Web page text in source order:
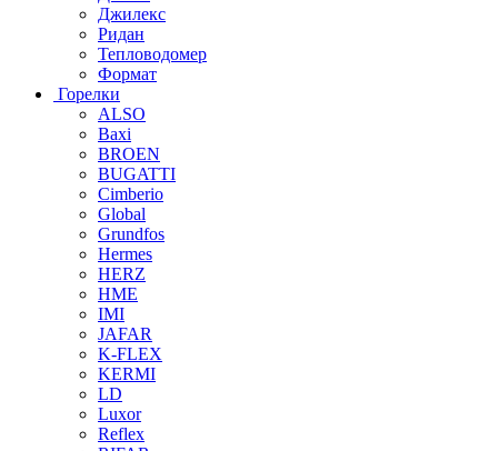
Джилекс
Ридан
Тепловодомер
Формат
Горелки
ALSO
Baxi
BROEN
BUGATTI
Cimberio
Global
Grundfos
Hermes
HERZ
HME
IMI
JAFAR
K-FLEX
KERMI
LD
Luxor
Reflex